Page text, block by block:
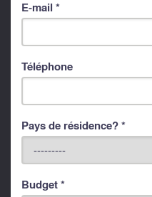
E-mail *
Téléphone
Pays de résidence? *
Budget *